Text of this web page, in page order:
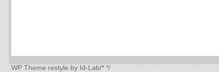
WP Theme restyle by Id-Lab/* */